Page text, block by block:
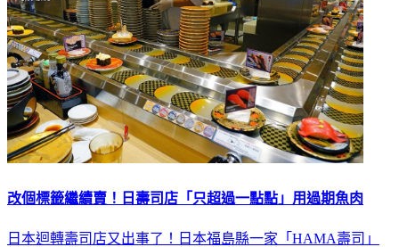
改個標籤繼續賣！日壽司店「只超過一點點」用過期魚肉
日本迴轉壽司店又出事了！日本福島縣一家「HAMA壽司」